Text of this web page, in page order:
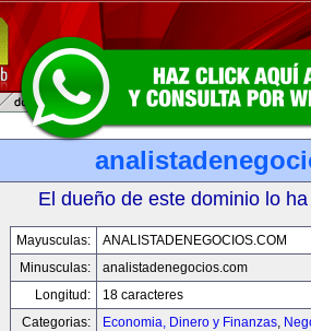
El dueño de este dominio lo
Mayusculas:
ANALISTADENEGOCIOS.COM
Minusculas:
analistadenegocios.com
Longitud:
18 caracteres
Categorias:
Economia, Dinero y Finanzas,